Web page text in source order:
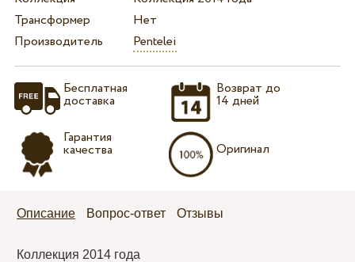
Трансформер
Нет
Производитель
Pentelei
Бесплатная
доставка
Гарантия
качества
Возврат до
14 дней
Оригинал
Описание Вопрос-ответ Отзывы
Коллекция 2014 года